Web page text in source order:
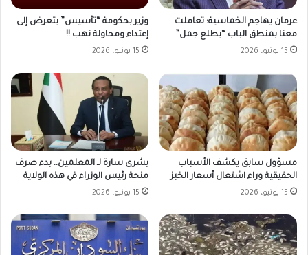
عرمان يهاجم الخماسية: تعاملت
معنا بمنطق الباب “يطلع جمل”
15 يونيو، 2026
وزير بحكومة “تأسيس” يتعرض إلى
إعتداء ومحاولة نهب !!
15 يونيو، 2026
مسؤول سابق يكشف الأسباب
الحقيقية وراء اشتعال أسعار الخبز
15 يونيو، 2026
بشرى سارة لـ المعلمين.. بدء صرف
منحة رئيس الوزراء في هذه الولاية
15 يونيو، 2026